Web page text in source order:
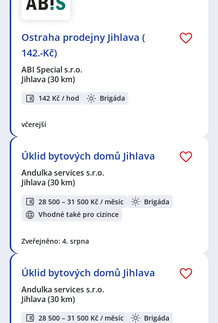
Seznam zobrazených firem s inzercí dle nastavené
Special s.r.o., Andulka services s.r.o. ,MASTER GRILL
s.r.o. ,Na luka s.r.o.
Services s.r.o.
Seznam lokalit v zobrazených inzerátech:
Celá ČR
Jiřice, okres Pelhřimov
centrum,Dolní Skrýchov, Jindřichův Hradec
Dačice
Ostraha prodejny Jihlava (
142.-Kč)
ABI Special s.r.o.
Jihlava (30 km)
142 Kč / hod Brigáda
včerejší
Úklid bytových domů Jihlava
Andulka services s.r.o.
Jihlava (30 km)
28 500 – 31 500 Kč / měsíc
Brigáda
Vhodné také pro cizince
Zveřejněno: 4. srpna
Úklid bytových domů Jihlava
Andulka services s.r.o.
Jihlava (30 km)
28 500 – 31 500 Kč / měsíc
Brigáda